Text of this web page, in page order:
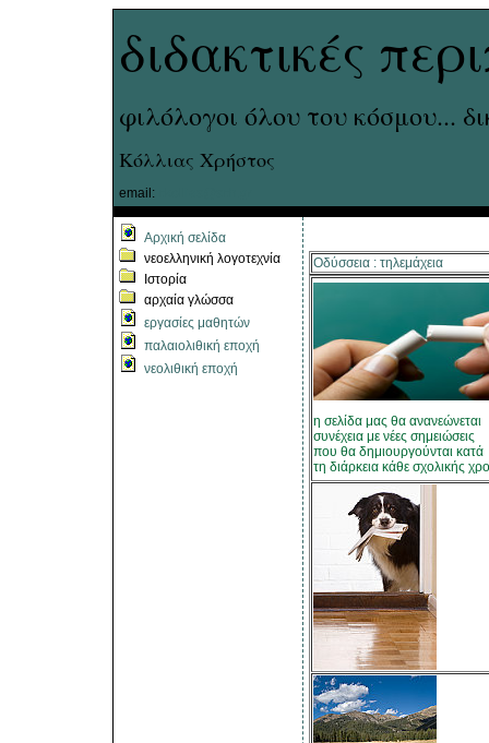
διδακτικές
φιλόλογοι όλου του κόσμου...
Κόλλιας Χρήστος
email:
Αρχική σελίδα
νεοελληνική λογοτεχνία
Ιστορία
αρχαία γλώσσα
εργασίες μαθητών
παλαιολιθική εποχή
νεολιθική εποχή
Οδύσσεια : τηλεμάχεια
η σελίδα μας θα ανανεώνεται
συνέχεια με νέες σημειώσεις
που θα δημιουργούνται κατά
τη διάρκεια κάθε σχολικής